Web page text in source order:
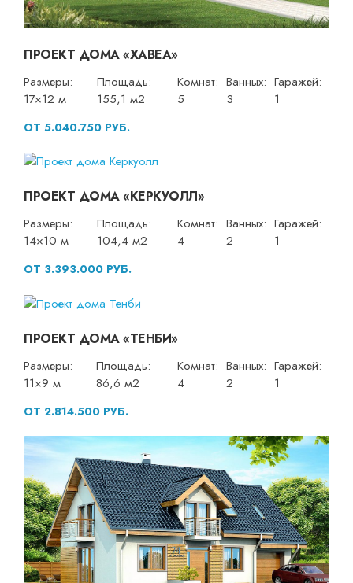
ПРОЕКТ ДОМА «ХАВЕА»
Размеры:
17×12 м
Площадь:
155,1 м2
Комнат:
5
Ванных:
3
Гаражей:
1
ОТ 5.040.750 РУБ.
ПРОЕКТ ДОМА «КЕРКУОЛЛ»
Размеры:
14×10 м
Площадь:
104,4 м2
Комнат:
4
Ванных:
2
Гаражей:
1
ОТ 3.393.000 РУБ.
ПРОЕКТ ДОМА «ТЕНБИ»
Размеры:
11×9 м
Площадь:
86,6 м2
Комнат:
4
Ванных:
2
Гаражей:
1
ОТ 2.814.500 РУБ.